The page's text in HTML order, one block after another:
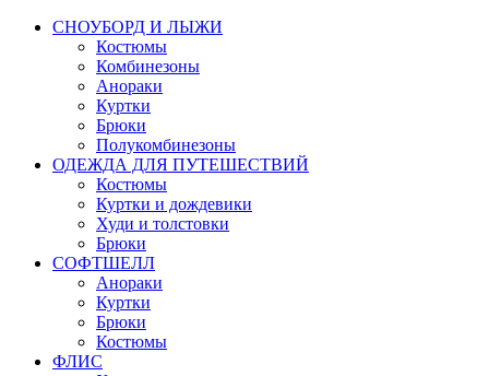
СНОУБОРД И ЛЫЖИ
Костюмы
Комбинезоны
Анораки
Куртки
Брюки
Полукомбинезоны
ОДЕЖДА ДЛЯ ПУТЕШЕСТВИЙ
Костюмы
Куртки и дождевики
Худи и толстовки
Брюки
СОФТШЕЛЛ
Анораки
Куртки
Брюки
Костюмы
ФЛИС